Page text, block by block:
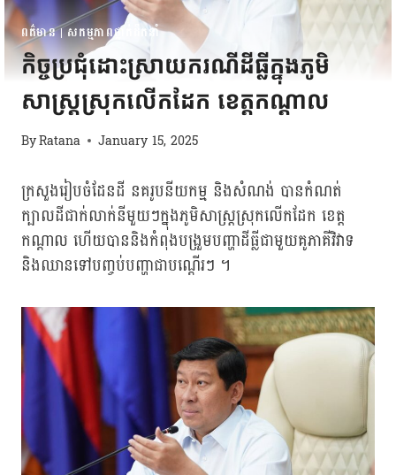
ពត៌មាន|សកម្មភាពថ្នាក់ដឹកនាំ
កិច្ចប្រជុំដោះស្រាយករណីដីធ្លីក្នុងភូមិ
សាស្រ្តស្រុកលើកដែក ខេត្តកណ្តាល
ByRatana January 15, 2025
ក្រសួងរៀបចំដែនដី នគរូបនីយកម្ម និងសំណង់ បានកំណត់
ក្បាលដីជាក់លាក់នីមួយៗក្នុងភូមិសាស្រ្តស្រុកលើកដែក ខេត្ត
កណ្តាល ហើយបាននិងកំពុងបង្រួមបញ្ហាដីធ្លីជាមួយគូភាគីវិវាទ
និងឈានទៅបញ្ចប់បញ្ហាជាបណ្តើរៗ ។